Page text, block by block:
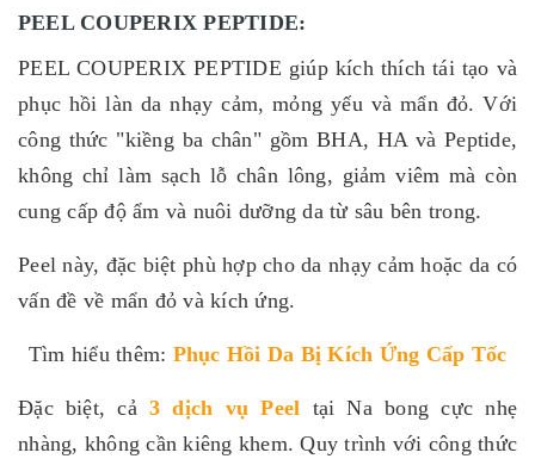
PEEL COUPERIX PEPTIDE:
PEEL COUPERIX PEPTIDE giúp kích thích tái tạo và
phục hồi làn da nhạy cảm, mỏng yếu và mẩn đỏ. Với
công thức "kiềng ba chân" gồm BHA, HA và Peptide,
không chỉ làm sạch lỗ chân lông, giảm viêm mà còn
cung cấp độ ẩm và nuôi dưỡng da từ sâu bên trong.
Peel này, đặc biệt phù hợp cho da nhạy cảm hoặc da có
vấn đề về mẩn đỏ và kích ứng.
Tìm hiểu thêm: Phục Hồi Da Bị Kích Ứng Cấp Tốc
Đặc biệt, cả3 dịch vụ Peel tại Na bong cực nhẹ
nhàng, không cần kiêng khem. Quy trình với công thức